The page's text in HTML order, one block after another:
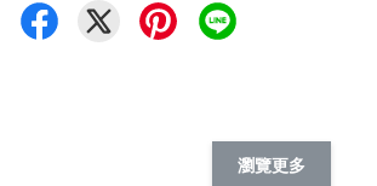
瀏覽更多